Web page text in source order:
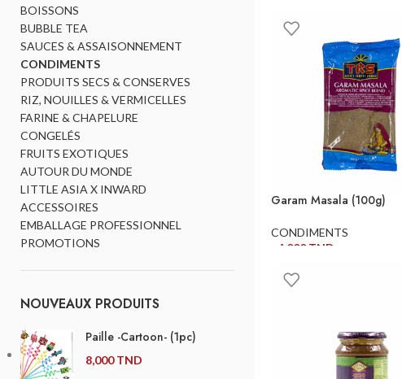
BOISSONS
BUBBLE TEA
SAUCES & ASSAISONNEMENT
CONDIMENTS
PRODUITS SECS & CONSERVES
RIZ, NOUILLES & VERMICELLES
FARINE & CHAPELURE
CONGELÉS
FRUITS EXOTIQUES
AUTOUR DU MONDE
LITTLE ASIA X INWARD
ACCESSOIRES
EMBALLAGE PROFESSIONNEL
PROMOTIONS
NOUVEAUX PRODUITS
Paille -Cartoon- (1pc)
8,000TND
Garam Masala (100g)
CONDIMENTS
14,000 TND
AJOUTER AU PANIER